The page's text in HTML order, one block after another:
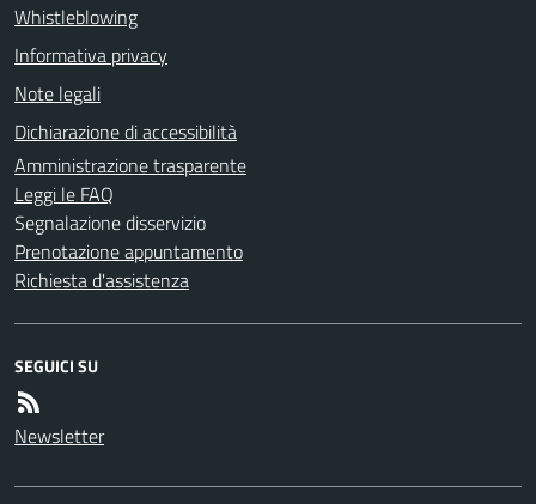
Whistleblowing
Informativa privacy
Note legali
Dichiarazione di accessibilità
Amministrazione trasparente
Leggi le FAQ
Segnalazione disservizio
Prenotazione appuntamento
Richiesta d'assistenza
SEGUICI SU
Newsletter